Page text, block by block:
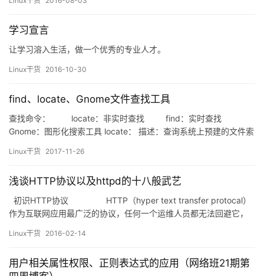
准输出设备，同时保存成文件。 使用场景： 1.保存不同阶段的输出
学习宣言
让学习溶入生活，做一个优秀的专业人才。
Linux干货 2016-10-30
find、locate、Gnome文件查找工具
查找命令： locate：非实时查找 find：实时查找
Gnome：图形化搜索工具 locate： 描述：查询系统上预建的文件索
库：updatedb特点：依赖于事先构建的索引。索引的构建是在系统
Linux干货 2017-11-26
浅谈HTTP协议以及httpd的十八般武艺
初识HTTP协议 HTTP（hyper text transfer protocal）
作为互联网应用最广泛的协议，任何一个运维人员都无法回避它，
Linux干货 2016-02-14
用户相关属性权限、正则表达式的应用（网络班21期第